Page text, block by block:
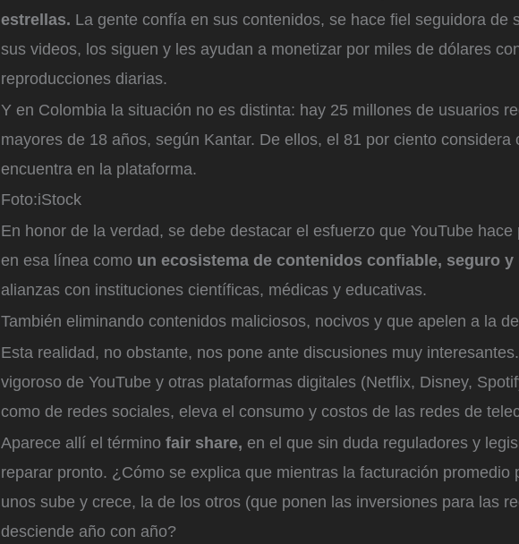
estrellas. La gente confía en sus contenidos, se hace fiel seguidora de
sus videos, los siguen y les ayudan a monetizar por miles de dólares
reproducciones diarias.
Y en Colombia la situación no es distinta: hay 25 millones de usuarios
mayores de 18 años, según Kantar. De ellos, el 81 por ciento considera
encuentra en la plataforma.
Foto:iStock
En honor de la verdad, se debe destacar el esfuerzo que YouTube hace
en esa línea como un ecosistema de contenidos confiable, seguro y
alianzas con instituciones científicas, médicas y educativas.
También eliminando contenidos maliciosos, nocivos y que apelen a la
Esta realidad, no obstante, nos pone ante discusiones muy
vigoroso de YouTube y otras plataformas digitales (Netflix, Disney,
como de redes sociales, eleva el consumo y costos de las redes de
Aparece allí el término fair share, en el que sin duda reguladores y
reparar pronto. ¿Cómo se explica que mientras la facturación promedio
unos sube y crece, la de los otros (que ponen las inversiones para las
desciende año con año?